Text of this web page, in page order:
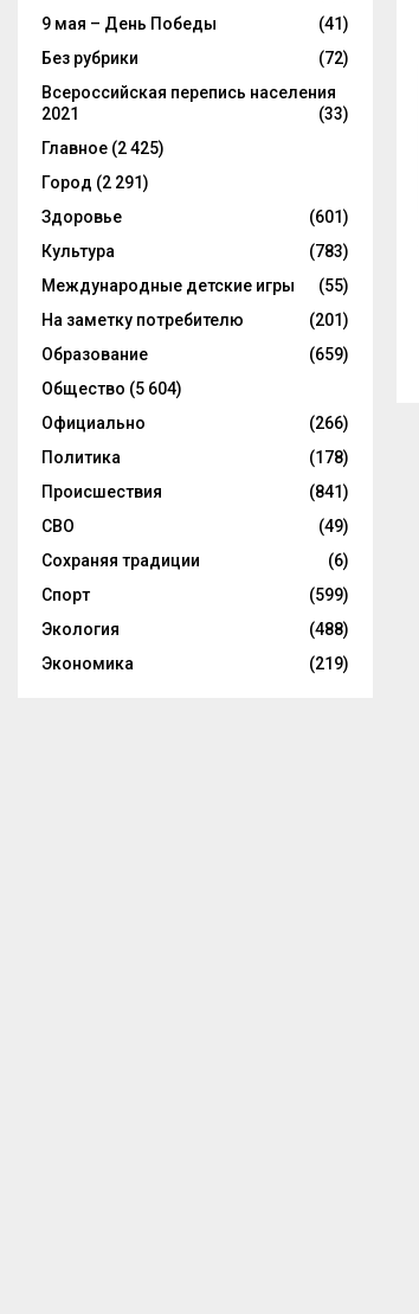
9 мая – День Победы
(41)
Без рубрики
(72)
Всероссийская перепись населения
2021
(33)
Главное (2 425)
Город (2 291)
Здоровье
(601)
Культура
(783)
Международные детские игры
(55)
На заметку потребителю
(201)
Образование
(659)
Общество (5 604)
Официально
(266)
Политика
(178)
Происшествия
(841)
СВО
(49)
Сохраняя традиции
(6)
Спорт
(599)
Экология
(488)
Экономика
(219)